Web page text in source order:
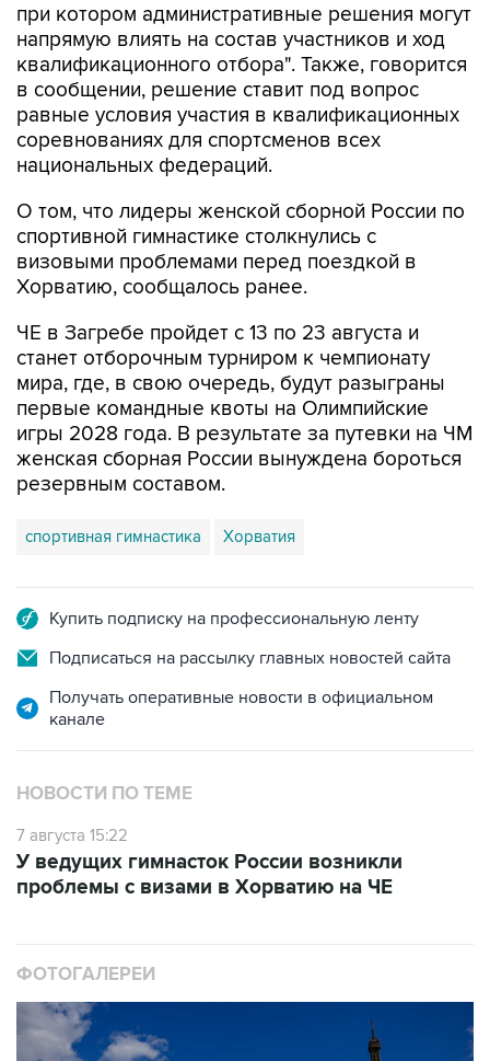
при котором административные решения могут
напрямую влиять на состав участников и ход
квалификационного отбора". Также, говорится
в сообщении, решение ставит под вопрос
равные условия участия в квалификационных
соревнованиях для спортсменов всех
национальных федераций.
О том, что лидеры женской сборной России по
спортивной гимнастике столкнулись с
визовыми проблемами перед поездкой в
Хорватию, сообщалось ранее.
ЧЕ в Загребе пройдет с 13 по 23 августа и
станет отборочным турниром к чемпионату
мира, где, в свою очередь, будут разыграны
первые командные квоты на Олимпийские
игры 2028 года. В результате за путевки на ЧМ
женская сборная России вынуждена бороться
резервным составом.
спортивная гимнастика Хорватия
Купить подписку на профессиональную ленту
Подписаться на рассылку главных новостей сайта
Получать оперативные новости в официальном
канале
НОВОСТИ ПО ТЕМЕ
7 августа 15:22
У ведущих гимнасток России возникли
проблемы с визами в Хорватию на ЧЕ
ФОТОГАЛЕРЕИ